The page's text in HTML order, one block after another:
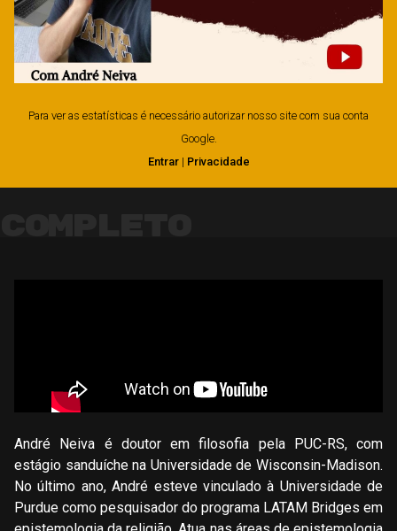
Para ver as estatísticas é necessário autorizar nosso site com sua conta
Google.
Entrar| Privacidade
André Neiva é doutor em filosofia pela PUC-RS, com
estágio sanduíche na Universidade de Wisconsin-Madison.
No último ano, André esteve vinculado à Universidade de
Purdue como pesquisador do programa LATAM Bridges em